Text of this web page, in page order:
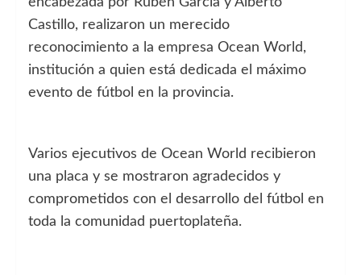
Castillo, realizaron un merecido
reconocimiento a la empresa Ocean World,
institución a quien está dedicada el máximo
evento de fútbol en la provincia.
Varios ejecutivos de Ocean World recibieron
una placa y se mostraron agradecidos y
comprometidos con el desarrollo del fútbol en
toda la comunidad puertoplateña.